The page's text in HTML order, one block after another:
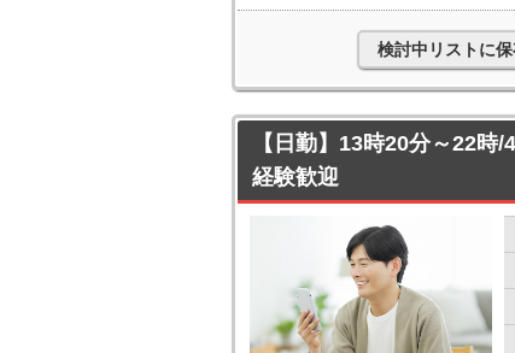
検討中リストに
【日勤】13時20分～22
経験歓迎